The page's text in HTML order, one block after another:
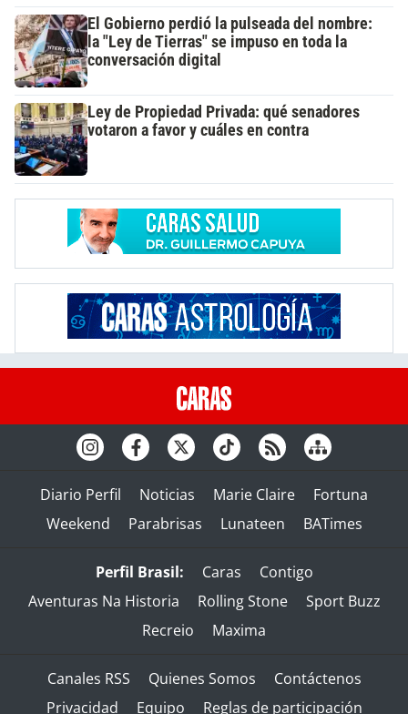
El Gobierno perdió la pulseada del nombre:
la "Ley de Tierras" se impuso en toda la
conversación digital
Ley de Propiedad Privada: qué senadores
votaron a favor y cuáles en contra
Diario Perfil Noticias Marie Claire
Fortuna
Weekend
Parabrisas Lunateen BATimes
Perfil Brasil: Caras
Contigo
Aventuras Na Historia
Rolling Stone
Sport Buzz
Recreio
Maxima
Canales RSS Quienes Somos
Contáctenos
Privacidad
Equipo Reglas de participación